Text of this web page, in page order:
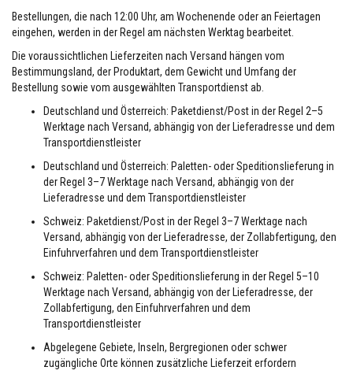
e
s
P
u
z
s
Bestellungen, die nach 12:00 Uhr, am Wochenende oder an Feiertagen
eingehen, werden in der Regel am nächsten Werktag bearbeitet.
Die voraussichtlichen Lieferzeiten nach Versand hängen vom
Bestimmungsland, der Produktart, dem Gewicht und Umfang der
Bestellung sowie vom ausgewählten Transportdienst ab.
Deutschland und Österreich: Paketdienst/Post in der Regel 2–5
Werktage nach Versand, abhängig von der Lieferadresse und dem
Transportdienstleister
Deutschland und Österreich: Paletten- oder Speditionslieferung in
der Regel 3–7 Werktage nach Versand, abhängig von der
Lieferadresse und dem Transportdienstleister
Schweiz: Paketdienst/Post in der Regel 3–7 Werktage nach
Versand, abhängig von der Lieferadresse, der Zollabfertigung, den
Einfuhrverfahren und dem Transportdienstleister
Schweiz: Paletten- oder Speditionslieferung in der Regel 5–10
Werktage nach Versand, abhängig von der Lieferadresse, der
Zollabfertigung, den Einfuhrverfahren und dem
Transportdienstleister
Abgelegene Gebiete, Inseln, Bergregionen oder schwer
zugängliche Orte können zusätzliche Lieferzeit erfordern